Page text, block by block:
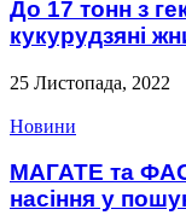
До 17 тонн з
кукурудзяні
25 Листопада, 2022
Новини
МАГАТЕ та
насіння у